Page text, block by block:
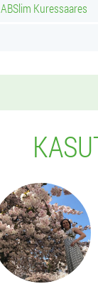
ABSlim Kuressaares